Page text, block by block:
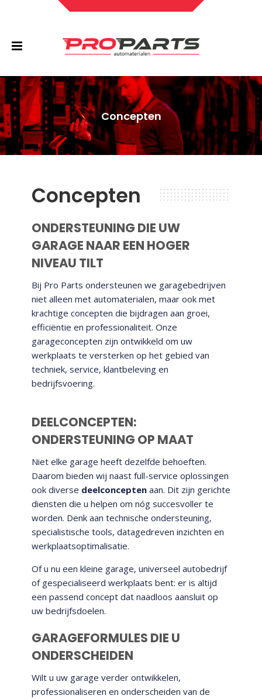
Concepten
Concepten
ONDERSTEUNING DIE UW
GARAGE NAAR EEN HOGER
NIVEAU TILT
Bij Pro Parts ondersteunen we garagebedrijven
niet alleen met automaterialen, maar ook met
krachtige concepten die bijdragen aan groei,
efficiëntie en professionaliteit. Onze
garageconcepten zijn ontwikkeld om uw
werkplaats te versterken op het gebied van
techniek, service, klantbeleving en
bedrijfsvoering.
DEELCONCEPTEN:
ONDERSTEUNING OP MAAT
Niet elke garage heeft dezelfde behoeften.
Daarom bieden wij naast full-service oplossingen
ook diverse deelconcepten aan. Dit zijn gerichte
diensten die u helpen om nóg succesvoller te
worden. Denk aan technische ondersteuning,
specialistische tools, datagedreven inzichten en
werkplaatsoptimalisatie.
Of u nu een kleine garage, universeel autobedrijf
of gespecialiseerd werkplaats bent: er is altijd
een passend concept dat naadloos aansluit op
uw bedrijfsdoelen.
GARAGEFORMULES DIE U
ONDERSCHEIDEN
Wilt u uw garage verder ontwikkelen,
professionaliseren en onderscheiden van de